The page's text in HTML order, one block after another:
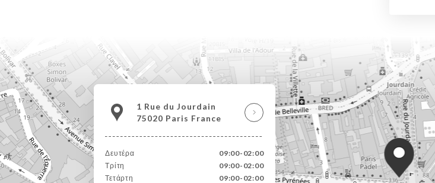
1 Rue du Jourdain
75020 Paris France
Δευτέρα
09:00-02:00
Τρίτη
09:00-02:00
Τετάρτη
09:00-02:00